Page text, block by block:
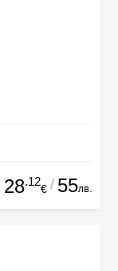
28.12
€ / 55лв.